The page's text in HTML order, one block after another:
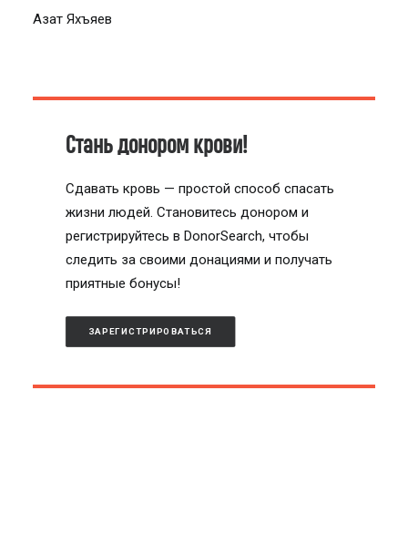
Азат Яхъяев
Стань донором крови!
Сдавать кровь — простой способ спасать
жизни людей. Становитесь донором и
регистрируйтесь в DonorSearch, чтобы
следить за своими донациями и получать
приятные бонусы!
ЗАРЕГИСТРИРОВАТЬСЯ